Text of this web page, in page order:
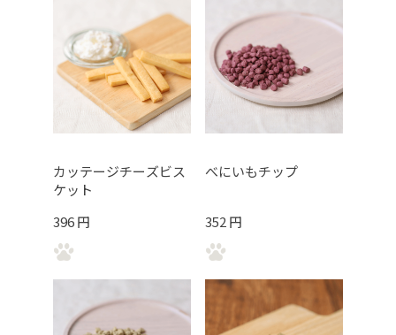
カッテージチーズビス
ケット
396 円
べにいもチップ
352 円